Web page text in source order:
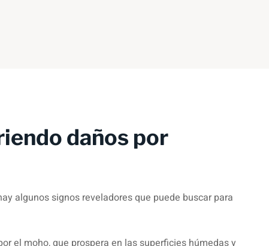
daños por
algunos signos reveladores que puede buscar para
el moho, que prospera en las superficies húmedas y